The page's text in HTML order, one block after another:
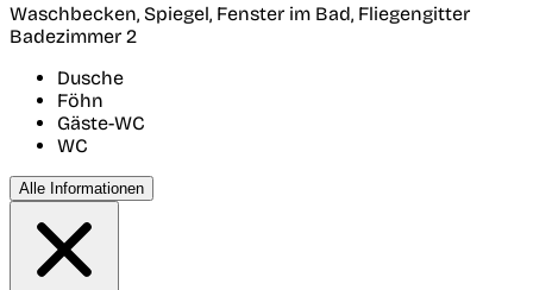
Waschbecken, Spiegel, Fenster im Bad, Fliegengitter
Badezimmer 2
Dusche
Föhn
Gäste-WC
WC
Alle Informationen